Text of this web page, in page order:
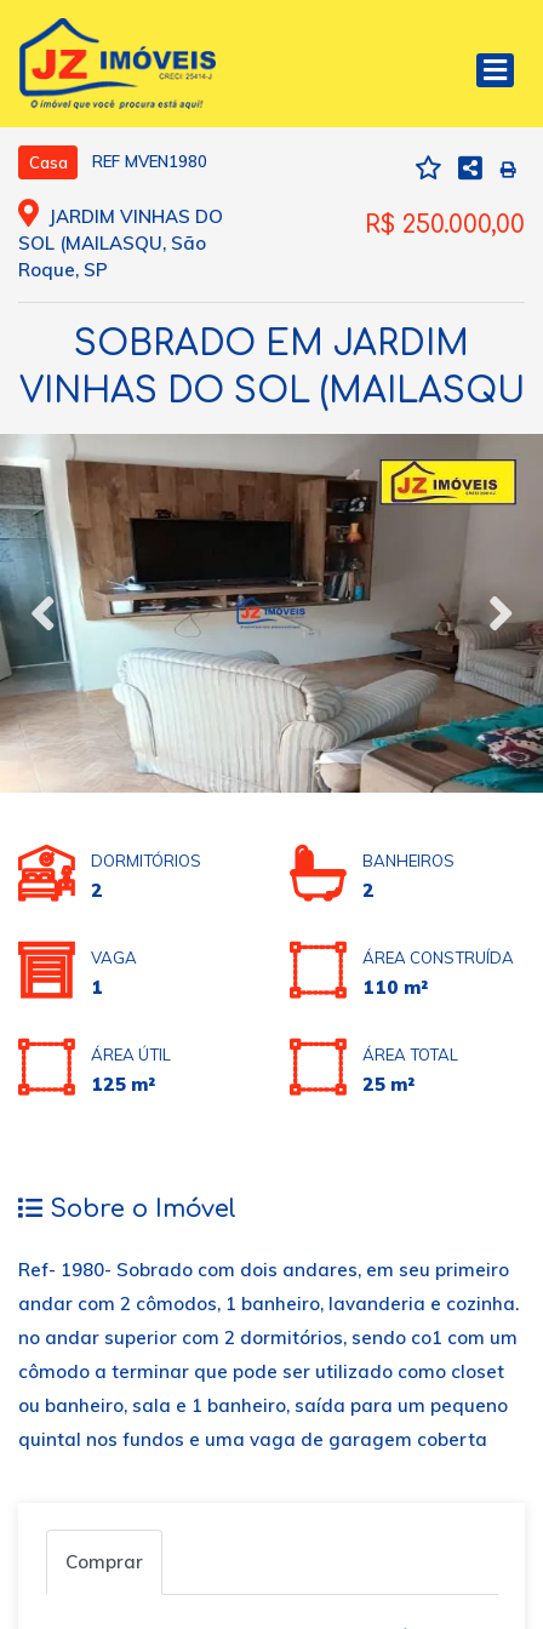
Casa REF MVEN1980
JARDIM VINHAS DO
SOL (MAILASQU, São
Roque, SP
R$ 250.000,00
SOBRADO EM JARDIM
VINHAS DO SOL (MAILASQU
DORMITÓRIOS
2
BANHEIROS
2
VAGA
1
ÁREA CONSTRUÍDA
110 m²
ÁREA ÚTIL
125 m²
ÁREA TOTAL
25 m²
Sobre o Imóvel
Ref- 1980- Sobrado com dois andares, em seu primeiro
andar com 2 cômodos, 1 banheiro, lavanderia e cozinha.
no andar superior com 2 dormitórios, sendo co1 com um
cômodo a terminar que pode ser utilizado como closet
ou banheiro, sala e 1 banheiro, saída para um pequeno
quintal nos fundos e uma vaga de garagem coberta
Comprar